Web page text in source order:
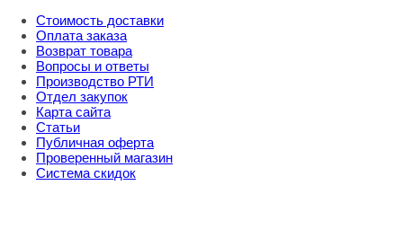
Стоимость доставки
Оплата заказа
Возврат товара
Вопросы и ответы
Производство РТИ
Отдел закупок
Карта сайта
Статьи
Публичная оферта
Проверенный магазин
Система скидок